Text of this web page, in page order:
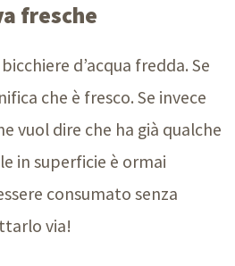
fresche
d’acqua fredda. Se
che è fresco. Se invece
vuol dire che ha già qualche
in superficie è ormai
consumato senza
via!